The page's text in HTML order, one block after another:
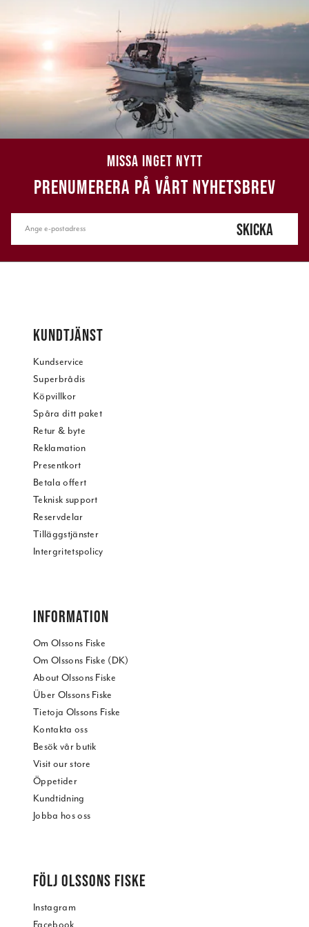
MISSA INGET NYTT
PRENUMERERA PÅ VÅRT NYHETSBREV
SKICKA
KUNDTJÄNST
Kundservice
Superbrådis
Köpvillkor
Spåra ditt paket
Retur & byte
Reklamation
Presentkort
Betala offert
Teknisk support
Reservdelar
Tilläggstjänster
Intergritetspolicy
INFORMATION
Om Olssons Fiske
Om Olssons Fiske (DK)
About Olssons Fiske
Über Olssons Fiske
Tietoja Olssons Fiske
Kontakta oss
Besök vår butik
Visit our store
Öppetider
Kundtidning
Jobba hos oss
FÖLJ OLSSONS FISKE
Instagram